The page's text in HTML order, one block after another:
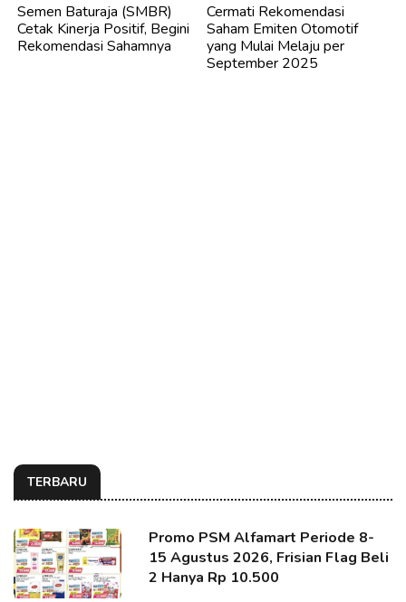
Semen Baturaja (SMBR)
Cetak Kinerja Positif, Begini
Rekomendasi Sahamnya
Cermati Rekomendasi
Saham Emiten Otomotif
yang Mulai Melaju per
September 2025
TERBARU
Promo PSM Alfamart Periode 8-
15 Agustus 2026, Frisian Flag Beli
2 Hanya Rp 10.500